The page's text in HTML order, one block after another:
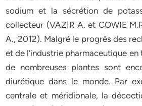
sodium et la sécrétion de
collecteur (VAZIR A. et COWIE
A., 2012). Malgré le progrès des
et de l’industrie pharmaceutique
de nombreuses plantes sont
diurétique dans le monde. Par
centrale et méridionale, la